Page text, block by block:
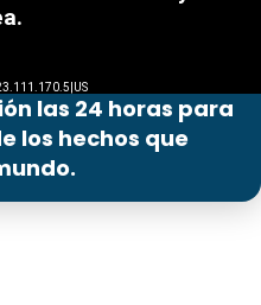
las 24 horas para
los hechos que